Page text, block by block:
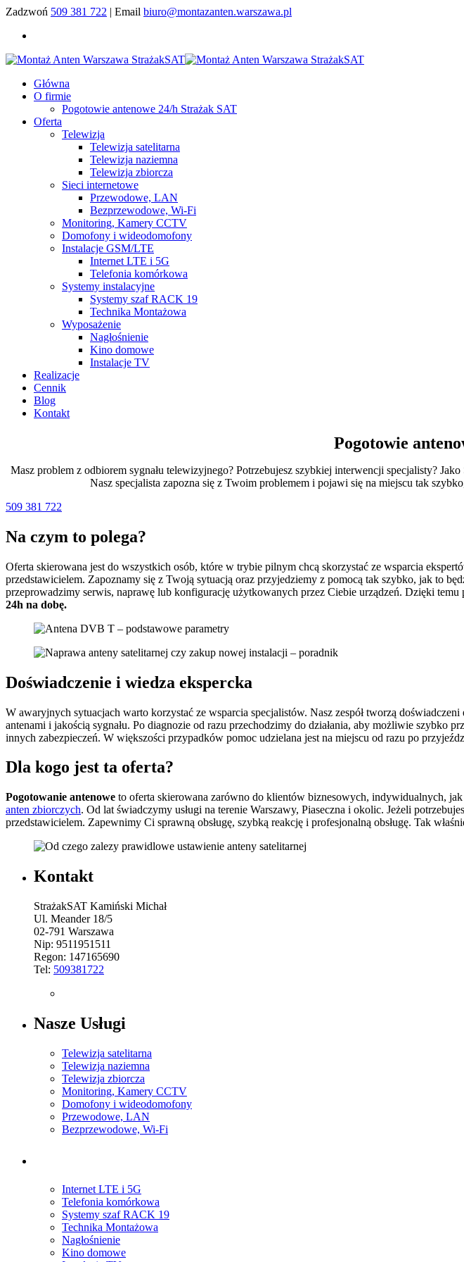
Zadzwoń 509 381 722 | Email biuro@montazanten.warszawa.pl
Główna
O firmie
Pogotowie antenowe 24/h Strażak SAT
Oferta
Telewizja
Telewizja satelitarna
Telewizja naziemna
Telewizja zbiorcza
Sieci internetowe
Przewodowe, LAN
Bezprzewodowe, Wi-Fi
Monitoring, Kamery CCTV
Domofony i wideodomofony
Instalacje GSM/LTE
Internet LTE i 5G
Telefonia komórkowa
Systemy instalacyjne
Systemy szaf RACK 19
Technika Montażowa
Wyposażenie
Nagłośnienie
Kino domowe
Instalacje TV
Realizacje
Cennik
Blog
Kontakt
Pogotowie
Masz problem z odbiorem sygnału telewizyjnego? Potrzebujesz szybkiej interwencji specjalisty?
Nasz specjalista zapozna się z Twoim problemem i pojawi się na miejscu tak
509 381 722
Na czym to polega?
Oferta skierowana jest do wszystkich osób, które w trybie pilnym chcą skorzystać ze wsparcia
przedstawicielem. Zapoznamy się z Twoją sytuacją oraz przyjedziemy z pomocą tak szybko, jak to
przeprowadzimy serwis, naprawę lub konfigurację użytkowanych przez Ciebie urządzeń. Dzięki temu
24h na dobę.
Doświadczenie i wiedza ekspercka
W awaryjnych sytuacjach warto korzystać ze wsparcia specjalistów. Nasz zespół tworzą
antenami i jakością sygnału. Po diagnozie od razu przechodzimy do działania, aby możliwie szybko
innych zabezpieczeń. W większości przypadków pomoc udzielana jest na miejscu od razu po
Dla kogo jest ta oferta?
Pogotowanie antenowe to oferta skierowana zarówno do klientów biznesowych, indywidualnych,
anten zbiorczych. Od lat świadczymy usługi na terenie Warszawy, Piaseczna i okolic. Jeżeli
przedstawicielem. Zapewnimy Ci sprawną obsługę, szybką reakcję i profesjonalną obsługę. Tak
Kontakt
StrażakSAT Kamiński Michał
Ul. Meander 18/5
02-791 Warszawa
Nip: 9511951511
Regon: 147165690
Tel: 509381722
Nasze Usługi
Telewizja satelitarna
Telewizja naziemna
Telewizja zbiorcza
Monitoring, Kamery CCTV
Domofony i wideodomofony
Przewodowe, LAN
Bezprzewodowe, Wi-Fi
Internet LTE i 5G
Telefonia komórkowa
Systemy szaf RACK 19
Technika Montażowa
Nagłośnienie
Kino domowe